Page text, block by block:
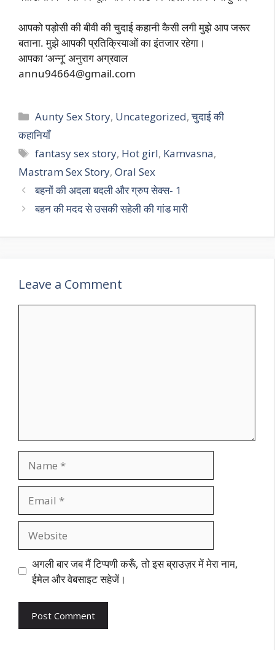
आपको पड़ोसी की बीवी की चुदाई कहानी कैसी लगी मुझे आप जरूर
बताना. मुझे आपकी प्रतिक्रियाओं का इंतजार रहेगा।
आपका ‘अन्नू’ अनुराग अग्रवाल
annu94664@gmail.com
Categories
Aunty Sex Story, Uncategorized,चुदाई की
कहानियाँ
Tags
fantasy sex story, Hot girl, Kamvasna,
Mastram Sex Story, Oral Sex
बहनों की अदला बदली और ग्रुप सेक्स- 1
बहन की मदद से उसकी सहेली की गांड मारी
Leave a Comment
अगली बार जब मैं टिप्पणी करूँ, तो इस ब्राउज़र में मेरा नाम,
ईमेल और वेबसाइट सहेजें।